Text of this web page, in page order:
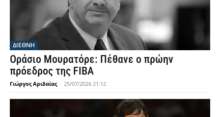
ΔΙΕΘΝΗ
Οράσιο Μουρατόρε: Πέθανε ο πρώην
πρόεδρος της FIBA
Γιώργος Αριδαίας - 25/07/2026 21:12